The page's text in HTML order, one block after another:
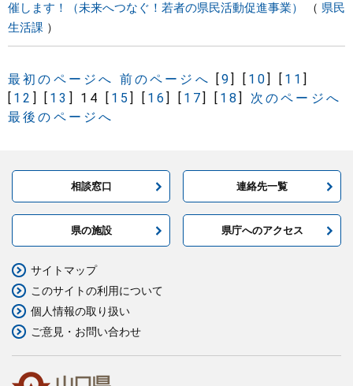
催します！（未来へつなぐ！若者の県民活動促進事業）
県民
生活課
最初のページへ 前のページへ [9] [ 10] [ 11]
[ 12 ] [ 13 ] 14 [ 15] [ 16] [ 17] [ 18]
次のページへ
最後のページへ
相談窓口 連絡先一覧
県の施設 県庁へのアクセス
サイトマップ
このサイトの利用について
個人情報の取り扱い
ご意見・お問い合わせ